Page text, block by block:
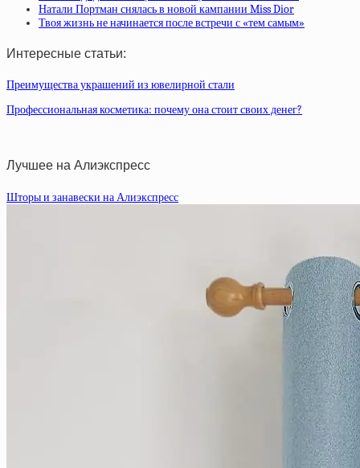
Натали Портман снялась в новой кампании Miss Dior
Твоя жизнь не начинается после встречи с «тем самым»
Интересные статьи:
Преимущества украшений из ювелирной стали
Профессиональная косметика: почему она стоит своих денег?
Лучшее на Алиэкспресс
Шторы и занавески на Алиэкспресс